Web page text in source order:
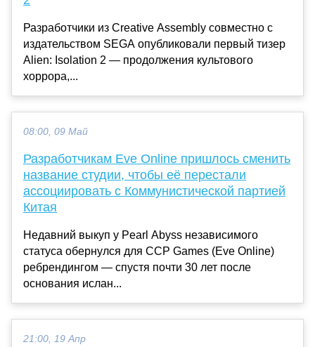
Разработчики из Creative Assembly совместно с
издательством SEGA опубликовали первый тизер
Alien: Isolation 2 — продолжения культового
хоррора,...
08:00, 09 Май
Разработчикам Eve Online пришлось сменить
название студии, чтобы её перестали
ассоциировать с Коммунистической партией
Китая
Недавний выкуп у Pearl Abyss независимого
статуса обернулся для CCP Games (Eve Online)
ребрендингом — спустя почти 30 лет после
основания ислан...
21:00, 19 Апр